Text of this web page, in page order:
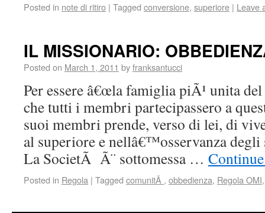
Posted in note di ritiro | Tagged conversione, superiore | Leave
IL MISSIONARIO:
Posted on March 1, 2011 byfranksantucci
Per essere â€œla famiglia piÃ¹ unita del
che tutti i membri partecipassero a
suoi membri prende, verso di lei, di
al superiore e nellâ€™osservanza
La SocietÃ Ã¨ sottomessa …
Posted in Regola | Tagged comunitÃ , obbedienza, Regola OMI